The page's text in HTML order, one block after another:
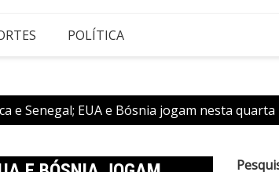
POLÍTICA
e Senegal; EUA e Bósnia jogam nesta quarta